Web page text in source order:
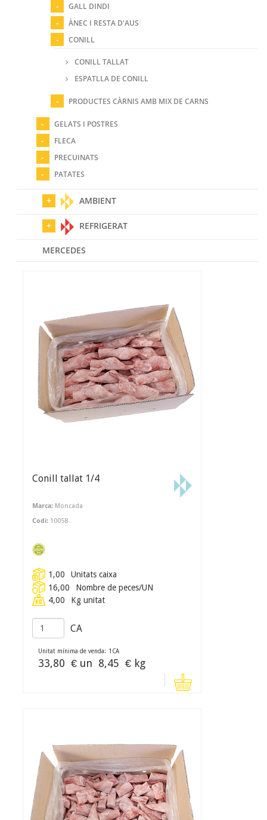
GALL DINDI
ÀNEC I RESTA D'AUS
CONILL
CONILL TALLAT
ESPATLLA DE CONILL
PRODUCTES CÀRNIS AMB MIX DE CARNS
GELATS I POSTRES
FLECA
PRECUINATS
PATATES
AMBIENT
REFRIGERAT
MERCEDES
Conill tallat 1/4
Marca: Moncada
Codi: 10058
1,00
Unitats caixa
16,00
Nombre de peces/UN
4,00
Kg unitat
CA
Unitat mínima de venda: 1 CA
33,80 € un 8,45 € kg